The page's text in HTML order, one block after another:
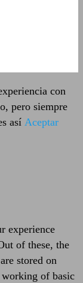
con
pero siempre
así Aceptar
experience
of these, the
stored on
working of basic